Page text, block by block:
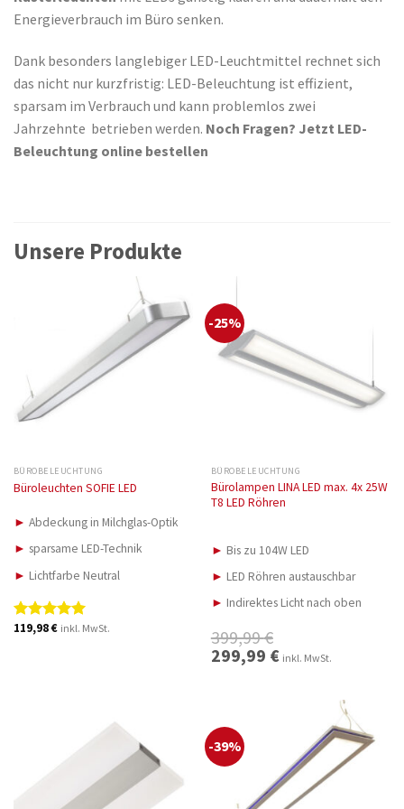
Energieverbrauch im Büro senken.
Dank besonders langlebiger LED-Leuchtmittel rechnet sich
das nicht nur kurzfristig: LED-Beleuchtung ist effizient,
sparsam im Verbrauch und kann problemlos zwei
Jahrzehnte betrieben werden. Noch Fragen? Jetzt LED-
Beleuchtung online bestellen
Unsere Produkte
BÜROBELEUCHTUNG
Büroleuchten SOFIE LED
► Abdeckung in Milchglas-Optik
► sparsame LED-Technik
► Lichtfarbe Neutral
Bewertet
119,98€ inkl. MwSt.
-25%
BÜROBELEUCHTUNG
Bürolampen LINA LED max. 4x 25W
T8 LED Röhren
► Bis zu 104W LED
► LED Röhren austauschbar
► Indirektes Licht nach oben
399,99€
Ursprünglicher
Preis
299,99 €Aktueller
Preis
inkl. MwSt.
-39%